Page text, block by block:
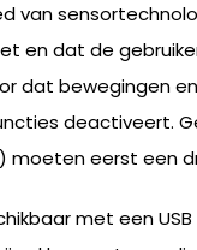
van
en dat de
dat bewegingen
deactiveert.
moeten eerst een
met een